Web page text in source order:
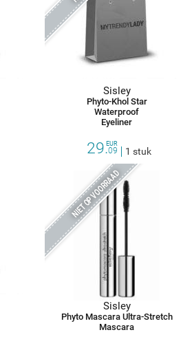
Sisley
Phyto-Khol Star
Waterproof
Eyeliner
29.09
EUR
1 stuk
NIET OP VOORRAAD
Sisley
Phyto Mascara Ultra-Stretch
Mascara